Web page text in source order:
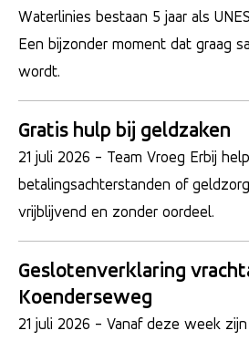
Waterlinies bestaan 5 jaar als
Een bijzonder moment dat graag
wordt.
Gratis hulp bij geldzaken
21 juli 2026 - Team Vroeg Erbij
betalingsachterstanden of
vrijblijvend en zonder oordeel.
Geslotenverklaring
Koenderseweg
21 juli 2026 - Vanaf deze week